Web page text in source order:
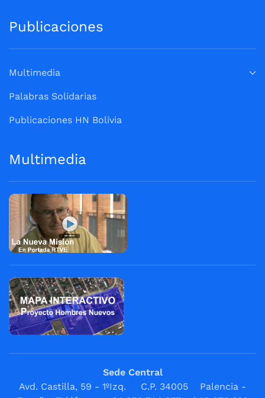
Publicaciones
Multimedia
Palabras Solidarias
Publicaciones HN Bolivia
Multimedia
Sede Central
Avd. Castilla, 59 - 1ºIzq. C.P. 34005 Palencia -